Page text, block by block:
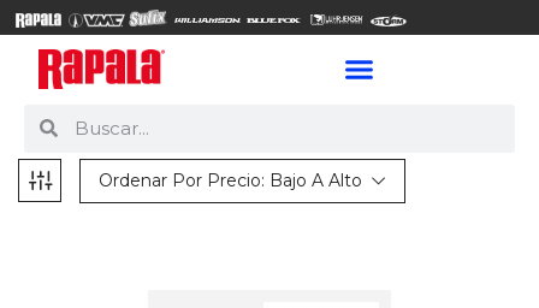
Ordenar Por Precio: Bajo A Alto